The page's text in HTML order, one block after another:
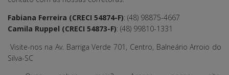
Fabiana Ferreira (CRECI 54874-F): (48) 98875-4667
Camila Ruppel (CRECI 54873-F): (48) 99810-1331
Visite-nos na Av. Barriga Verde 701, Centro, Balneário Arroio do
Silva-SC